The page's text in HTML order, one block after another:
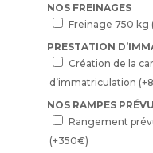
NOS FREINAGES
Freinage 750 kg
PRESTATION
Création de la
d’immatriculation (+
NOS RAMPES
Rangement
(+350€)